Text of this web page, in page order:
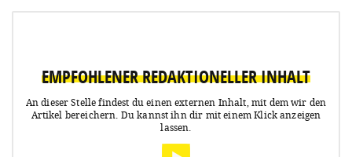
EMPFOHLENER REDAKTIONELLER INHALT
An dieser Stelle findest du einen externen Inhalt, mit dem wir den
Artikel bereichern. Du kannst ihn dir mit einem Klick anzeigen
lassen.
dem Archiv:
Gegen all die Dauer-Optimisten,
Berufslächler und Ja-Sager: Ein Hoch auf